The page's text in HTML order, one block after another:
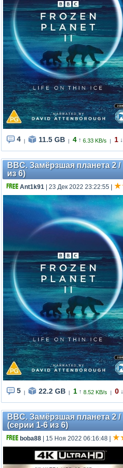
4 11.5 GB 4 ↑ 6.33 KB/s 1 ↓
BBC. Замёрзшая планета 2
из 6)
Ant1k91 | 23 Дек 2022 23:22:55
5 22.2 GB 1 ↑ 8.52 KB/s 0 ↓
BBC. Замёрзшая планета 2 /
(серии 1-6 из 6)
boba88 | 15 Ноя 2022 06:16:48